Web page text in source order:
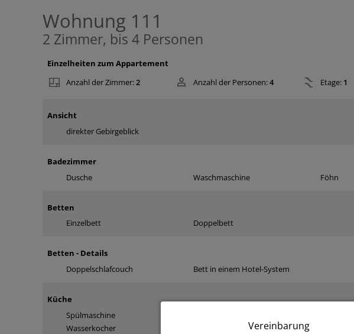
Wohnung 111
2 Zimmer, bis 4 Personen
Einzelheiten zum Appartement
Anzahl der Zimmer:2 Anzahl der Personen:4 Etage: 1
Ansicht
direkter Gebirgeblick
Badezimmer
Dusche
Waschmaschine Föhn
Betten
Einzelbett
Doppelbett
Betten - Details
Doppelschlafcouch
Bett in einem Hotel-System
Küche
Spülmaschine
Wasserkocher
KüchenzubehörVereinbarung